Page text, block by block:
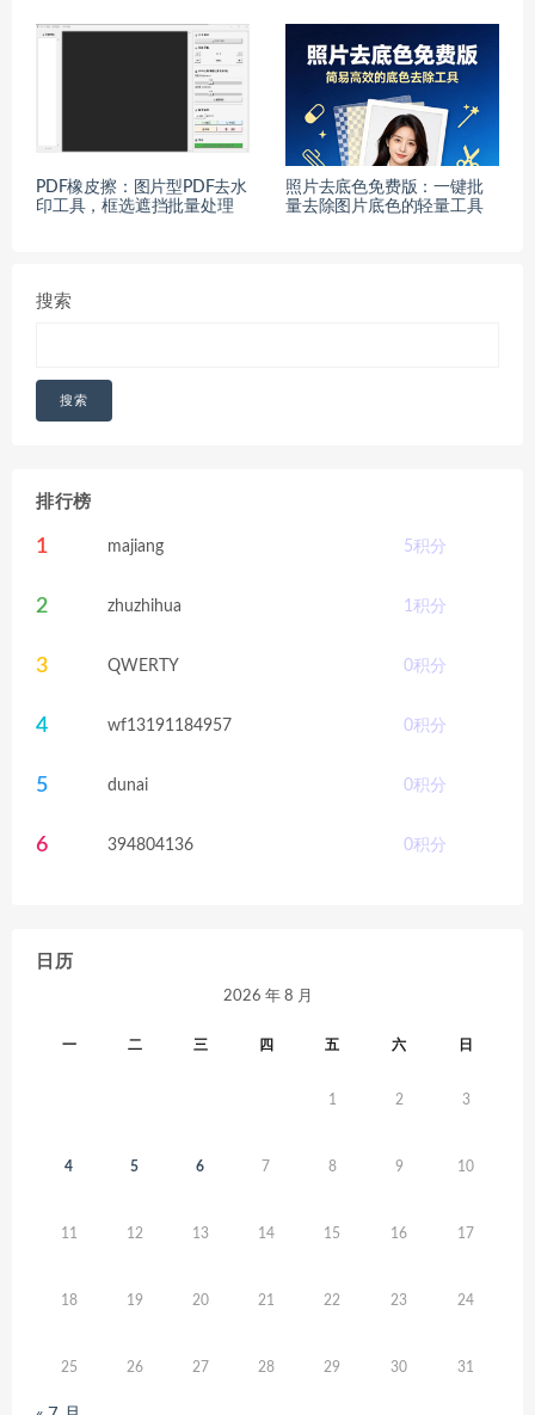
PDF橡皮擦：图片型PDF去水
印工具，框选遮挡批量处理
照片去底色免费版：一键批
量去除图片底色的轻量工具
搜索
搜索
排行榜
1 majiang 5积分
2 zhuzhihua 1积分
3 QWERTY 0积分
4 wf13191184957 0积分
5 dunai 0积分
6 394804136 0积分
日历
2026 年 8 月
一 二 三 四 五 六 日
1 2 3
4 5 6 7 8 9 10
11 12 13 14 15 16 17
18 19 20 21 22 23 24
25 26 27 28 29 30 31